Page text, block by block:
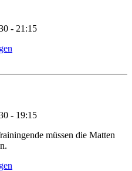
- 21:15
- 19:15
müssen die Matten